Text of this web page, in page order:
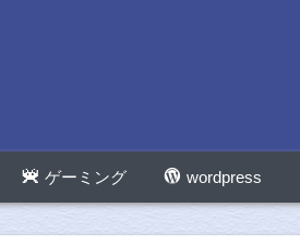
ゲーミング wordpress